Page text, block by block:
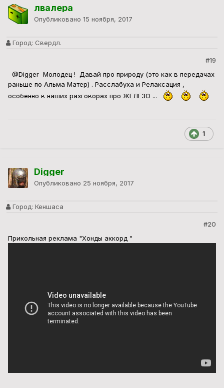
лвалера
Опубликовано 15 ноября, 2017
Город: Свердл.
#19
@Digger Молодец ! Давай про природу (это как в передачах
раньше по Альма Матер) . Расслабуха и Релаксация ,
особенно в наших разговорах про ЖЕЛЕЗО ...
1
Digger
Опубликовано 25 ноября, 2017
Город: Кеншаса
#20
Прикольная реклама "Хонды аккорд "